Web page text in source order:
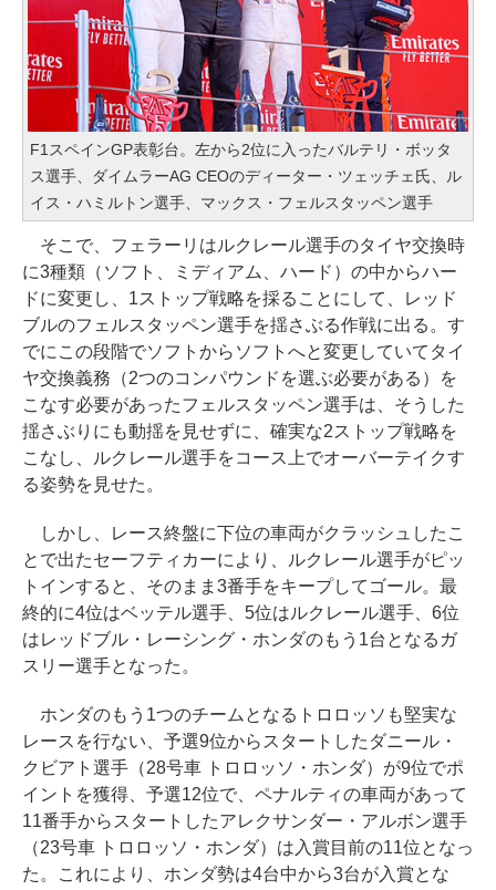
F1スペインGP表彰台。左から2位に入ったバルテリ・ボッタ
ス選手、ダイムラーAG CEOのディーター・ツェッチェ氏、ル
イス・ハミルトン選手、マックス・フェルスタッペン選手
そこで、フェラーリはルクレール選手のタイヤ交換時
に3種類（ソフト、ミディアム、ハード）の中からハー
ドに変更し、1ストップ戦略を採ることにして、レッド
ブルのフェルスタッペン選手を揺さぶる作戦に出る。す
でにこの段階でソフトからソフトへと変更していてタイ
ヤ交換義務（2つのコンパウンドを選ぶ必要がある）を
こなす必要があったフェルスタッペン選手は、そうした
揺さぶりにも動揺を見せずに、確実な2ストップ戦略を
こなし、ルクレール選手をコース上でオーバーテイクす
る姿勢を見せた。
しかし、レース終盤に下位の車両がクラッシュしたこ
とで出たセーフティカーにより、ルクレール選手がピッ
トインすると、そのまま3番手をキープしてゴール。最
終的に4位はベッテル選手、5位はルクレール選手、6位
はレッドブル・レーシング・ホンダのもう1台となるガ
スリー選手となった。
ホンダのもう1つのチームとなるトロロッソも堅実な
レースを行ない、予選9位からスタートしたダニール・
クビアト選手（28号車 トロロッソ・ホンダ）が9位でポ
イントを獲得、予選12位で、ペナルティの車両があって
11番手からスタートしたアレクサンダー・アルボン選手
（23号車 トロロッソ・ホンダ）は入賞目前の11位となっ
た。これにより、ホンダ勢は4台中から3台が入賞とな